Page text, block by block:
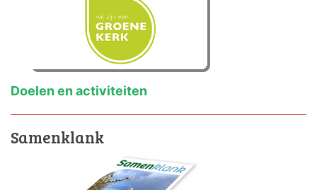
Doelen en activiteiten
Samenklank